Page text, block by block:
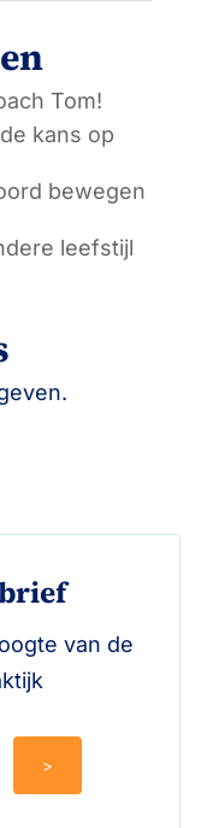
Tom!
kans op
bewegen
leefstijl
van de